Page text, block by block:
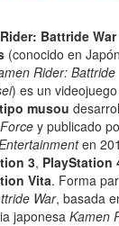
Battride War
(conocido en Japón
Rider: Battride
) es un
musou
y publicado
en
3, PlayStation
Vita. Forma
War, basada
japonesaKamen